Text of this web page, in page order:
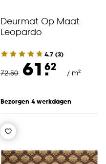
Deurmat Op Maat
Leopardo
4.7 (3)
72.50 61.62
/ m²
Bezorgen 4 werkdagen